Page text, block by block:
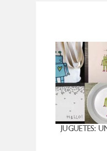
JUGUETES: